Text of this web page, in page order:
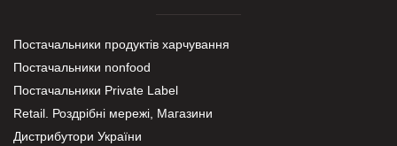
Постачальники продуктів харчування
Постачальники nonfood
Постачальники Private Label
Retail. Роздрібні мережі, Магазини
Дистрибутори України